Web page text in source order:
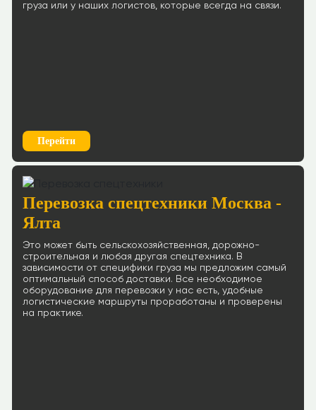
груза или у наших логистов, которые всегда на связи.
Перейти
Перевозка спецтехники Москва -
Ялта
Это может быть сельскохозяйственная, дорожно-
строительная и любая другая спецтехника. В
зависимости от специфики груза мы предложим самый
оптимальный способ доставки. Все необходимое
оборудование для перевозки у нас есть, удобные
логистические маршруты проработаны и проверены
на практике.